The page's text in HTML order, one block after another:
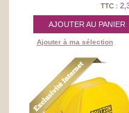
TTC :
AJOUTER AU PANIER
Ajouter à ma sélection